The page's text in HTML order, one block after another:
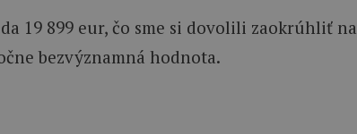
19 899 eur, čo sme si dovolili zaokrúhliť na
bezvýznamná hodnota.